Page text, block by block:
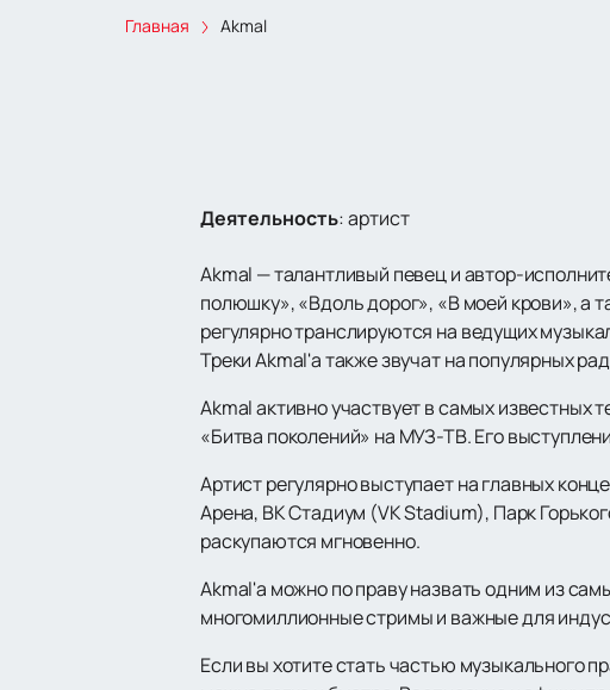
Главная Akmal
Деятельность:артист
Akmal — талантливый певец и автор-
полюшку», «Вдоль дорог», «В моей крови», а
регулярно транслируются на ведущих
Треки Akmal'а также звучат на популярных
Akmal активно участвует в самых известных
«Битва поколений» на МУЗ-ТВ. Его
Артист регулярно выступает на главных
Арена, ВК Стадиум (VK Stadium), Парк
раскупаются мгновенно.
Akmal'а можно по праву назвать одним из
многомиллионные стримы и важные для
Если вы хотите стать частью музыкального